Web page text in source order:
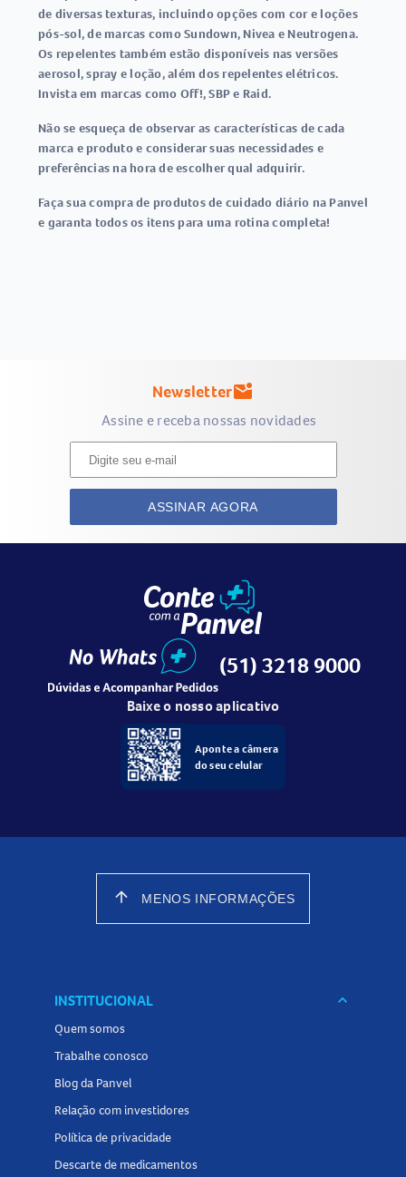
de diversas texturas, incluindo opções com cor e loções
pós-sol, de marcas como Sundown, Nivea e Neutrogena.
Os repelentes também estão disponíveis nas versões
aerosol, spray e loção, além dos repelentes elétricos.
Invista em marcas como Off!, SBP e Raid.
Não se esqueça de observar as características de cada
marca e produto e considerar suas necessidades e
preferências na hora de escolher qual adquirir.
Faça sua compra de produtos de cuidado diário na Panvel
e garanta todos os itens para uma rotina completa!
Newslettermark_email_unread
Assine e receba nossas novidades
ASSINAR AGORA
(51) 3218 9000
Baixe o nosso aplicativo
Aponte a câmera
do seu celular
arrow_upward MENOS INFORMAÇÕES
INSTITUCIONAL keyboard_arrow_down
Quem somos
Trabalhe conosco
Blog da Panvel
Relação com investidores
Política de privacidade
Descarte de medicamentos